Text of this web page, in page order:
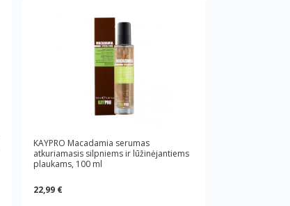
KAYPRO Macadamia serumas
atkuriamasis silpniems ir lūžinėjantiems
plaukams, 100 ml
22,99 €